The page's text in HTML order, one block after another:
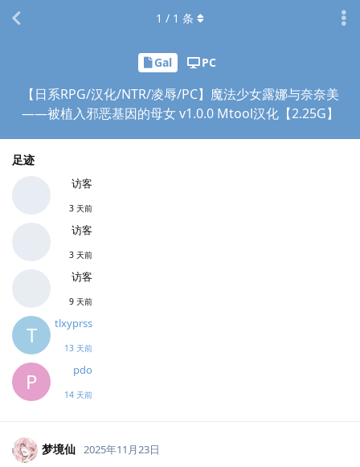
Gal PC
【日系RPG/汉化/NTR/凌辱/PC】魔法少女露娜与奈奈美
——被植入邪恶基因的母女 v1.0.0 Mtool汉化【2.25G】
足迹
访客
3 天前
访客
3 天前
访客
9 天前
T tlxyprss
13 天前
P pdo
14 天前
1 / 1 条
梦境仙 2025年11月23日